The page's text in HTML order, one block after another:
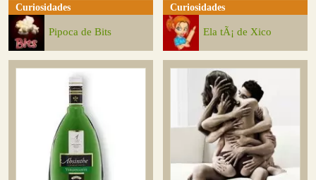
Curiosidades
Pipoca de Bits
Curiosidades
Ela tÃ¡ de Xico